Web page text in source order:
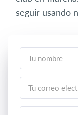
seguir usando